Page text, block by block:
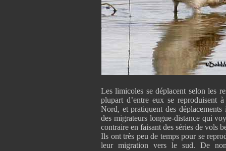
Les limicoles se déplacent selon les
plupart d’entre eux se reproduisent
Nord, et pratiquent des
des migrateurs longue-distance qui
contraire en faisant des séries de vols
Ils ont très peu de temps pour se
leur migration vers le sud. De